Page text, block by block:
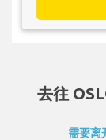
去往
需要离